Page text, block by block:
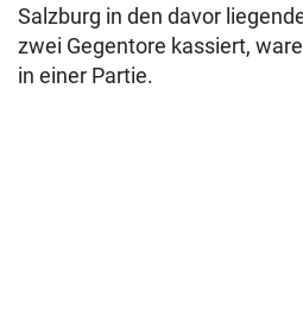
Salzburg in den davor
zwei Gegentore kassiert,
in einer Partie.